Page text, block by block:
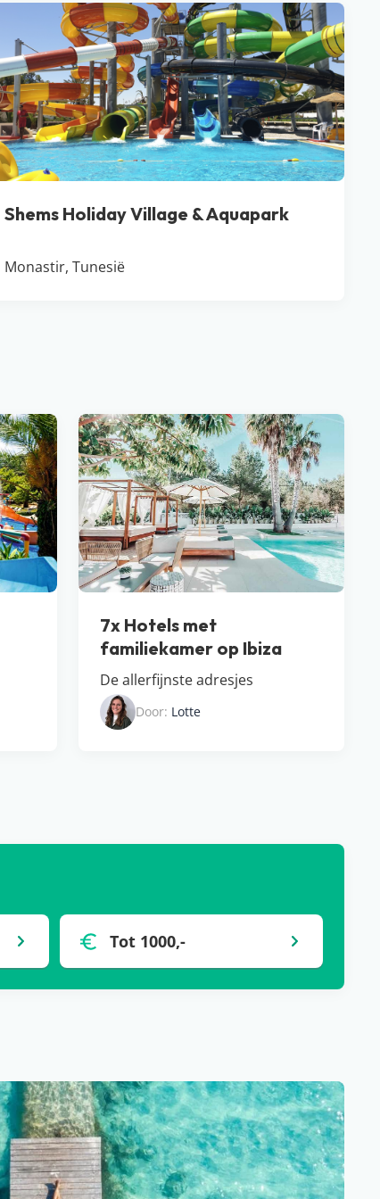
Shems Holiday Village & Aquapark
Monastir, Tunesië
7x Hotels met
familiekamer op Ibiza
De allerfijnste adresjes
Door: Lotte
Tot 1000,-